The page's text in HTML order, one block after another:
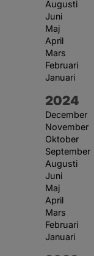
Augusti
Juni
Maj
April
Mars
Februari
Januari
År:
2024
December
November
Oktober
September
Augusti
Juni
Maj
April
Mars
Februari
Januari